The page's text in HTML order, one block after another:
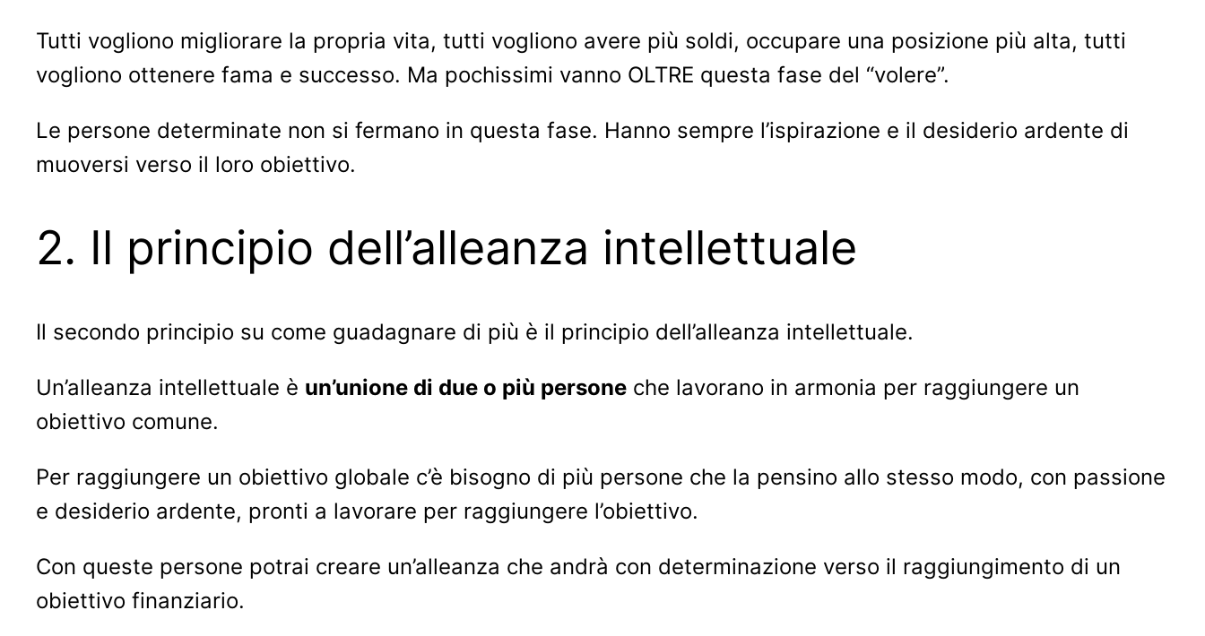
Tutti vogliono migliorare la propria vita, tutti vogliono avere più soldi, occupare una posizione più alta, tutti
vogliono ottenere fama e successo. Ma pochissimi vanno OLTRE questa fase del “volere”.
Le persone determinate non si fermano in questa fase. Hanno sempre l’ispirazione e il desiderio ardente di
muoversi verso il loro obiettivo.
2. Il principio dell’alleanza intellettuale
Il secondo principio su come guadagnare di più è il principio dell’alleanza intellettuale.
Un’alleanza intellettuale è un’unione di due o più persone che lavorano in armonia per raggiungere un
obiettivo comune.
Per raggiungere un obiettivo globale c’è bisogno di più persone che la pensino allo stesso modo, con passione
e desiderio ardente, pronti a lavorare per raggiungere l’obiettivo.
Con queste persone potrai creare un’alleanza che andrà con determinazione verso il raggiungimento di un
obiettivo finanziario.